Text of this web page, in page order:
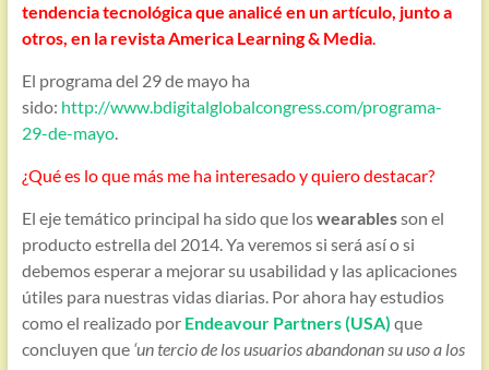
tendencia tecnológica que analicé en un artículo, junto a
otros, en la revista America Learning & Media.
El programa del 29 de mayo ha
sido: http://www.bdigitalglobalcongress.com/programa-
29-de-mayo.
¿Qué es lo que más me ha interesado y quiero destacar?
El eje temático principal ha sido que loswearablesson el
producto estrella del 2014. Ya veremos si será así o si
debemos esperar a mejorar su usabilidad y las aplicaciones
útiles para nuestras vidas diarias. Por ahora hay estudios
como el realizado por Endeavour Partners (USA) que
concluyen que ‘un tercio de los usuarios abandonan su uso a los